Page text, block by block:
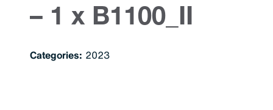
– 1 x B1100_II
Categories: 2023